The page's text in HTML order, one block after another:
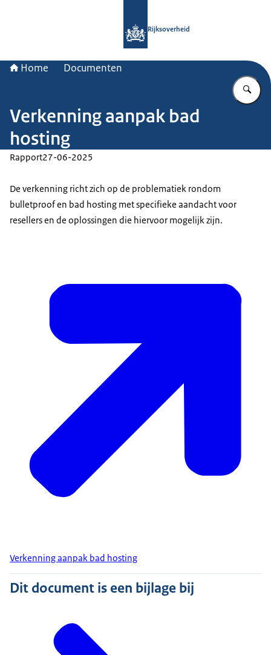
Rijksoverheid
Home Documenten
Verkenning aanpak bad
hosting
Rapport27-06-2025
De verkenning richt zich op de problematiek rondom
bulletproof en bad hosting met specifieke aandacht voor
resellers en de oplossingen die hiervoor mogelijk zijn.
Verkenning aanpak bad hosting
Dit document is een bijlage bij